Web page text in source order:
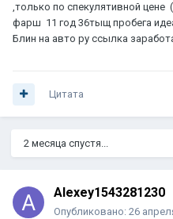
,только по спекулятивной
фарш 11 год 36тыщ пробега
Блин на авто ру ссылка
Цитата
2 месяца спустя...
Alexey1543281230
Опубликовано: 26